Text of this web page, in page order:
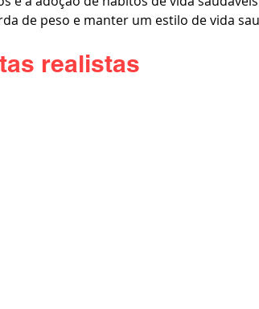
de peso e manter um estilo de vida
realistas